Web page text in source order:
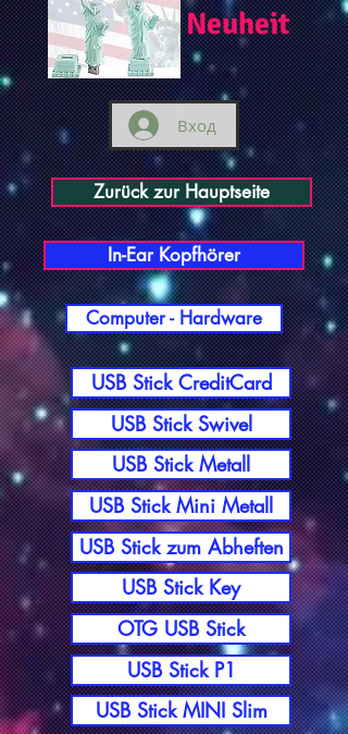
Neuheit
Вход
Zurück zur Hauptseite
In-Ear Kopfhörer
Computer - Hardware
USB Stick CreditCard
USB Stick Swivel
USB Stick Metall
USB Stick Mini Metall
USB Stick zum Abheften
USB Stick Key
OTG USB Stick
USB Stick P1
USB Stick MINI Slim